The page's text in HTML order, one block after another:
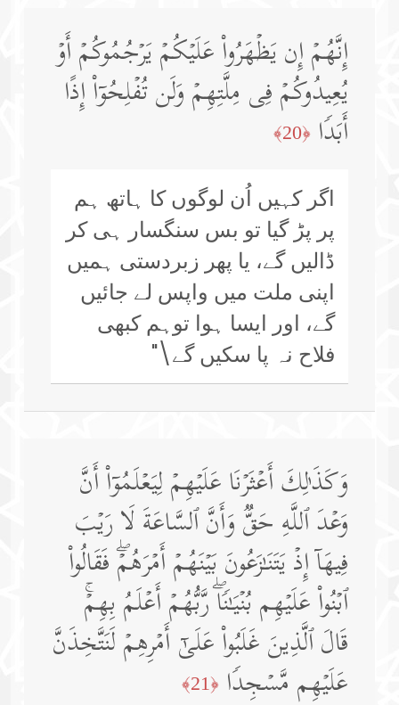
إِنَّهُمۡ إِن یَظۡهَرُوا۟ عَلَیۡكُمۡ یَرۡجُمُوكُمۡ أَوۡ
یُعِیدُوكُمۡ فِی مِلَّتِهِمۡ وَلَن تُفۡلِحُوۤا۟ إِذًا
أَبَدࣰا ﴿20﴾
اگر کہیں اُن لوگوں کا ہاتھ ہم
پر پڑ گیا تو بس سنگسار ہی کر
ڈالیں گے، یا پھر زبردستی ہمیں
اپنی ملت میں واپس لے جائیں
گے، اور ایسا ہوا توہم کبھی
فلاح نہ پا سکیں گے\"
وَكَذَ ٰ⁠لِكَ أَعۡثَرۡنَا عَلَیۡهِمۡ لِیَعۡلَمُوۤا۟ أَنَّ
وَعۡدَ ٱللَّهِ حَقࣱّ وَأَنَّ ٱلسَّاعَةَ لَا رَیۡبَ
فِیهَاۤ إِذۡ یَتَنَـٰزَعُونَ بَیۡنَهُمۡ أَمۡرَهُمۡۖ فَقَالُوا۟
ٱبۡنُوا۟ عَلَیۡهِم بُنۡیَـٰنࣰاۖ رَّبُّهُمۡ أَعۡلَمُ بِهِمۡۚ
قَالَ ٱلَّذِینَ غَلَبُوا۟ عَلَىٰۤ أَمۡرِهِمۡ لَنَتَّخِذَنَّ
عَلَیۡهِم مَّسۡجِدࣰا ﴿21﴾